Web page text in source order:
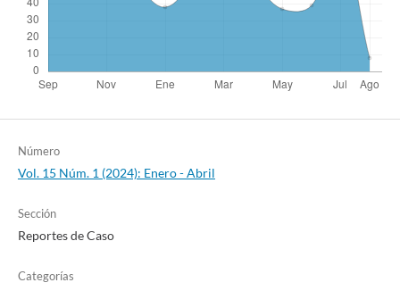
Número
Vol. 15 Núm. 1 (2024): Enero - Abril
Sección
Reportes de Caso
Categorías